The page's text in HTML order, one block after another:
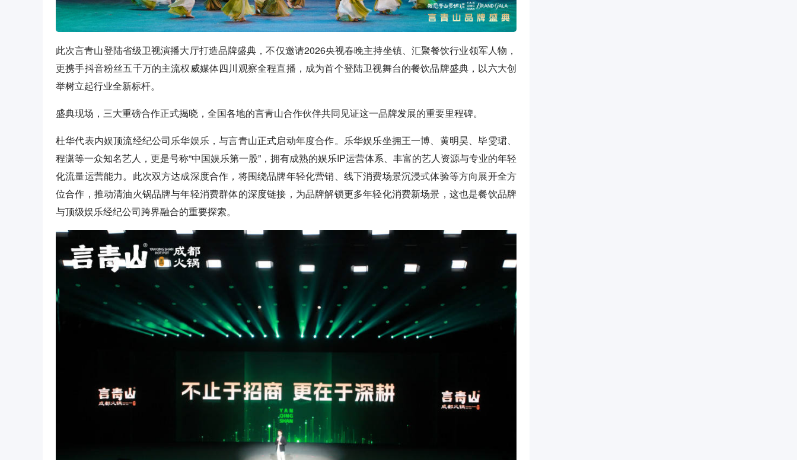
此次言青山登陆省级卫视演播大厅打造品牌盛典，不仅邀请2026央视春晚主持坐镇、汇聚餐饮行业领军人物，
更携手抖音粉丝五千万的主流权威媒体四川观察全程直播，成为首个登陆卫视舞台的餐饮品牌盛典，以六大创
举树立起行业全新标杆。
盛典现场，三大重磅合作正式揭晓，全国各地的言青山合作伙伴共同见证这一品牌发展的重要里程碑。
杜华代表内娱顶流经纪公司乐华娱乐，与言青山正式启动年度合作。乐华娱乐坐拥王一博、黄明昊、毕雯珺、
程潇等一众知名艺人，更是号称“中国娱乐第一股”，拥有成熟的娱乐IP运营体系、丰富的艺人资源与专业的年轻
化流量运营能力。此次双方达成深度合作，将围绕品牌年轻化营销、线下消费场景沉浸式体验等方向展开全方
位合作，推动清油火锅品牌与年轻消费群体的深度链接，为品牌解锁更多年轻化消费新场景，这也是餐饮品牌
与顶级娱乐经纪公司跨界融合的重要探索。